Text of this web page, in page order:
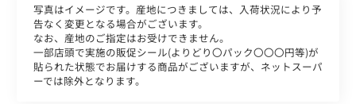
写真はイメージです。産地につきましては、入荷状況により予
告なく変更となる場合がございます。
なお、産地のご指定はお受けできません。
一部店頭で実施の販促シール(よりどり〇パック〇〇〇円等)が
貼られた状態でお届けする商品がございますが、ネットスーパ
ーでは除外となります。